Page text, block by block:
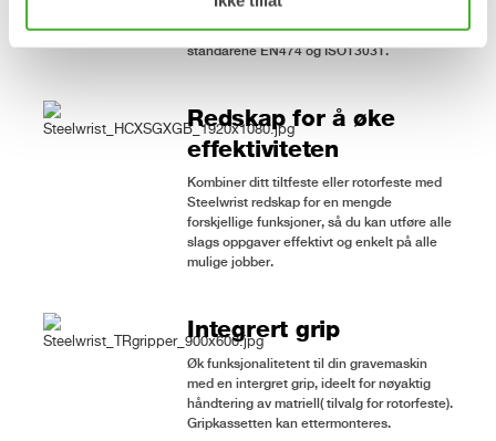
Pin Lock eller Locksense sikkerhets
system, løsninger som oppfyller kravene i
standarene EN474 og ISO13031.
Redskap for å øke
effektiviteten
Kombiner ditt tiltfeste eller rotorfeste med
Steelwrist redskap for en mengde
forskjellige funksjoner, så du kan utføre alle
slags oppgaver effektivt og enkelt på alle
mulige jobber.
Integrert grip
Øk funksjonalitetent til din gravemaskin
med en intergret grip, ideelt for nøyaktig
håndtering av matriell( tilvalg for rotorfeste).
Gripkassetten kan ettermonteres.